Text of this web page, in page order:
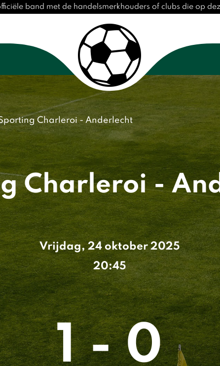
band met de handelsmerkhouders of clubs die op
Charleroi - Anderlecht
Charleroi -
Vrijdag, 24 oktober 2025
20:45
1 - 0